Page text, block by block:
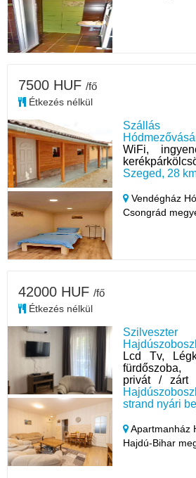
Szállás
WiFi,
Szeged, 28
Vendégház
Csongrád
7500 HUF /fő
Étkezés nélkül
Lcd Tv,
fürdőszoba,
privát / zárt
strand nyári
Apartmanház
Hajdú-Bihar
42000 HUF /fő
Étkezés nélkül